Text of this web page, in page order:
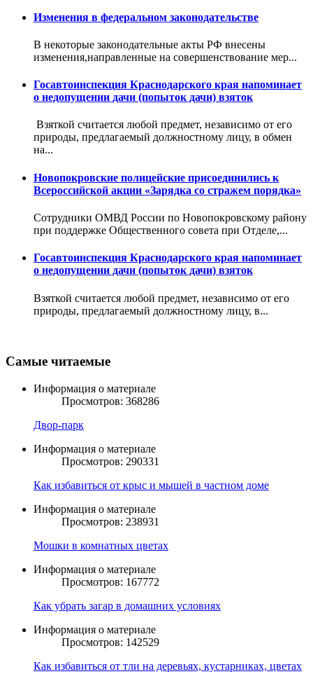
Изменения в федеральном законодательстве
В некоторые законодательные акты РФ внесены
изменения,направленные на совершенствование мер...
Госавтоинспекция Краснодарского края напоминает
о недопущении дачи (попыток дачи) взяток
Взяткой считается любой предмет, независимо от его
природы, предлагаемый должностному лицу, в обмен
на...
Новопокровские полицейские присоединились к
Всероссийской акции «Зарядка со стражем порядка»
Сотрудники ОМВД России по Новопокровскому району
при поддержке Общественного совета при Отделе,...
Госавтоинспекция Краснодарского края напоминает
о недопущении дачи (попыток дачи) взяток
Взяткой считается любой предмет, независимо от его
природы, предлагаемый должностному лицу, в...
Самые читаемые
Информация о материале
Просмотров: 368286
Двор-парк
Информация о материале
Просмотров: 290331
Как избавиться от крыс и мышей в частном доме
Информация о материале
Просмотров: 238931
Мошки в комнатных цветах
Информация о материале
Просмотров: 167772
Как убрать загар в домашних условиях
Информация о материале
Просмотров: 142529
Как избавиться от тли на деревьях, кустарниках, цветах